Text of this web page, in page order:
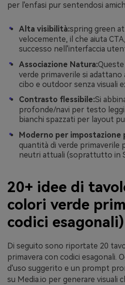
per l'enfasi pur sentendosi
Alta visibilità:spring green
velocemente, il che aiuta
successo nell'interfaccia
Associazione Natura:
verde primaverile si adattano
cibo e outdoor senza visuali
Contrasto flessibile:Si
profonde/navi per testo
bianchi spazzati per layout
Moderno per impostazione
quantità di verde primaverile
neutri attuali (soprattutto in
20+ idee di
colori verde
codici esagonali)
Di seguito sono riportate 20
primavera con codici esagonali.
d'uso suggerito e un prompt
su Media.io per generare visuali